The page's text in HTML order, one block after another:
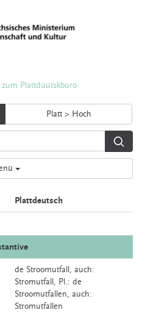
Plattdüütskbüro
Platt > Hoch
Plattdeutsch
de Stroomutfall, auch:
Stromutfall , Pl.: de
Stroomutfallen, auch:
Stromutfallen